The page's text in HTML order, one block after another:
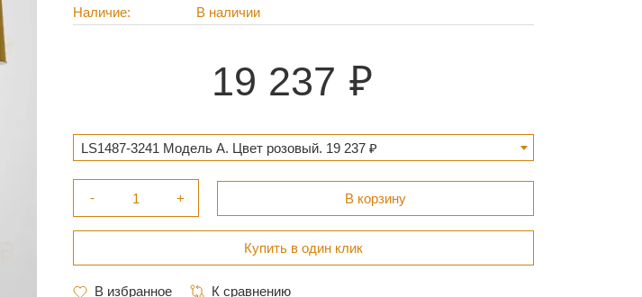
Наличие
В наличии
19 237
LS1487-3241 Модель А. Цвет розовый. 19 237 ₽